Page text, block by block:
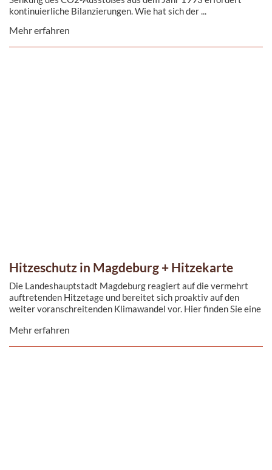
kontinuierliche Bilanzierungen. Wie hat sich der ...
Mehr erfahren
Hitzeschutz in Magdeburg + Hitzekarte
Die Landeshauptstadt Magdeburg reagiert auf die vermehrt
auftretenden Hitzetage und bereitet sich proaktiv auf den
weiter voranschreitenden Klimawandel vor. Hier finden Sie eine
beschlossenen Hitzeaktionsplan.
Mehr erfahren